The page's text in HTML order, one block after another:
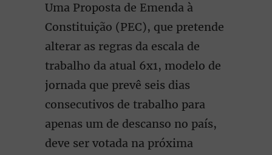
Uma Proposta de Emenda à
Constituição (PEC), que pretende
alterar as regras da escala de
trabalho da atual 6x1, modelo de
jornada que prevê seis dias
consecutivos de trabalho para
apenas um de descanso no país,
deve ser votada na próxima